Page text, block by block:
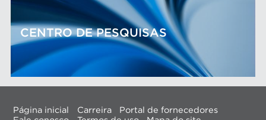
CENTRO DE PESQUISAS
Página inicial Carreira
Portal de fornecedores